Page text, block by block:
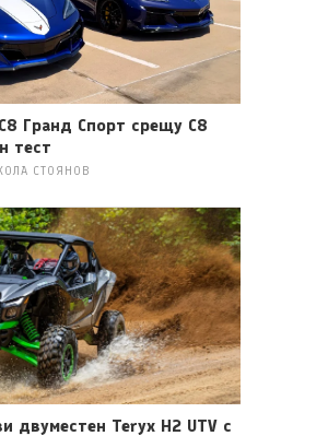
Гранд Спорт срещу C8
тест
СТОЯНОВ
двуместен Teryx H2 UTV с